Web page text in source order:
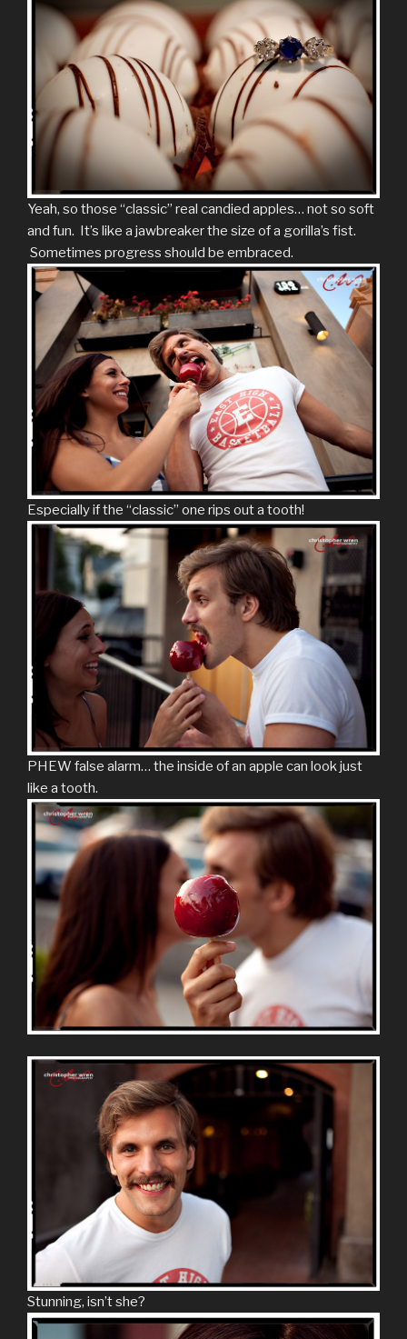
Yeah, so those “classic” real candied apples… not so soft
and fun. It’s like a jawbreaker the size of a gorilla’s fist.
Sometimes progress should be embraced.
Especially if the “classic” one rips out a tooth!
PHEW false alarm… the inside of an apple can look just
like a tooth.
Stunning, isn’t she?